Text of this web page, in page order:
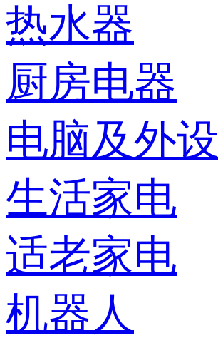
热水器
厨房电器
电脑及外设
生活家电
适老家电
机器人